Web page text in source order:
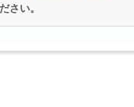
さい。